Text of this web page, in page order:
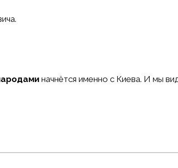
начнётся именно с Киева. И мы